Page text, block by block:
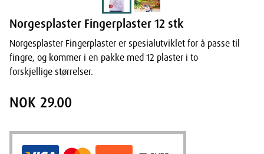
Norgesplaster Fingerplaster 12 stk
Norgesplaster Fingerplaster er spesialutviklet for å passe til
fingre, og kommer i en pakke med 12 plaster i to
forskjellige størrelser.
NOK 29.00